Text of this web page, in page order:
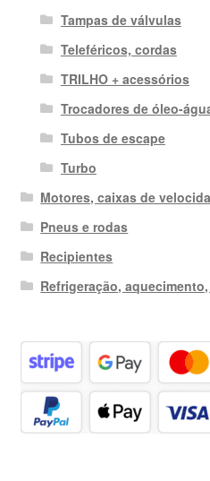
Tampas de válvulas
Teleféricos, cordas
TRILHO + acessórios
Trocadores de óleo-
Tubos de escape
Turbo
Motores, caixas de
Pneus e rodas
Recipientes
Refrigeração,